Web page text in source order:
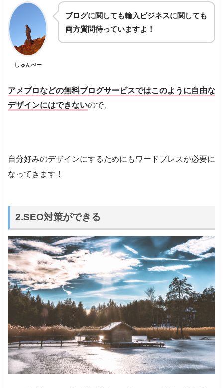
しゅんぺー
ブログに関しても輸入ビジネスに関しても
両方質問待っていますよ！
アメブロなどの無料ブログサービスではこのように自由な
デザインにはできないので、
自分好みのデザインにするためにもワードプレスが必要に
なってきます！
2.SEO対策ができる